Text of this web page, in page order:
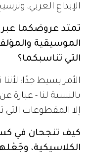
الإبداع العربي،
تمتد عروضكما
الموسيقية
التي تناسبكما؟
الأمر بسيط جدًا؛
بالنسبة لنا - عبارة
إلا المقطوعات التي
كيف تنجحان في
الكلاسيكية،